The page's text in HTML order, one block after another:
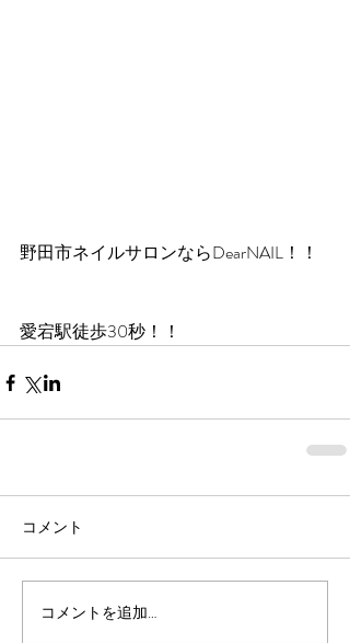
野田市ネイルサロンならDearNAIL！！
愛宕駅徒歩30秒！！
コメント
コメントを追加…